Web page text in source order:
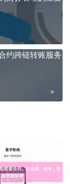
约跨链转账服务